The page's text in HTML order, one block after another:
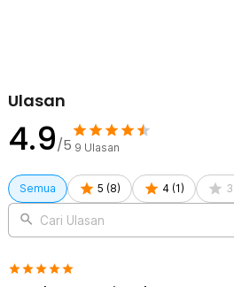
Ulasan
4.9/5 9 Ulasan
Semua 5 (8) 4 (1 ) 3
Cari Ulasan